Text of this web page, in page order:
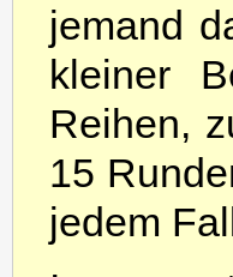
jemand
kleiner
Reihen,
15
jedem